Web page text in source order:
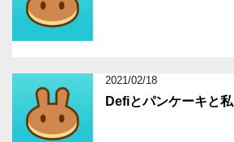
2021/02/18
Defiとパンケーキと私